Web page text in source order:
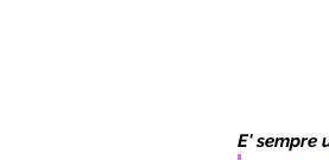
E' sempre